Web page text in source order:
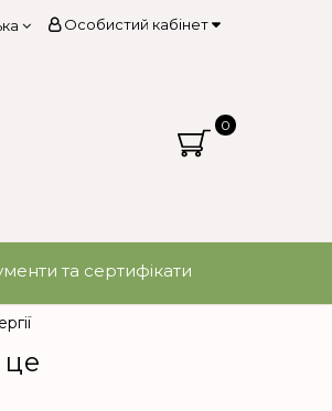
Особистий кабінет
0
та сертифікати